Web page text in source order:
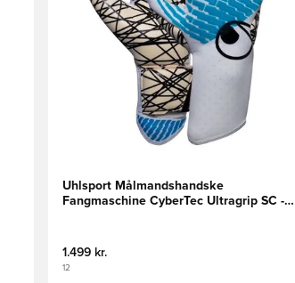
Uhlsport Målmandshandske
Fangmaschine CyberTec Ultragrip SC -
1.499 kr.
12